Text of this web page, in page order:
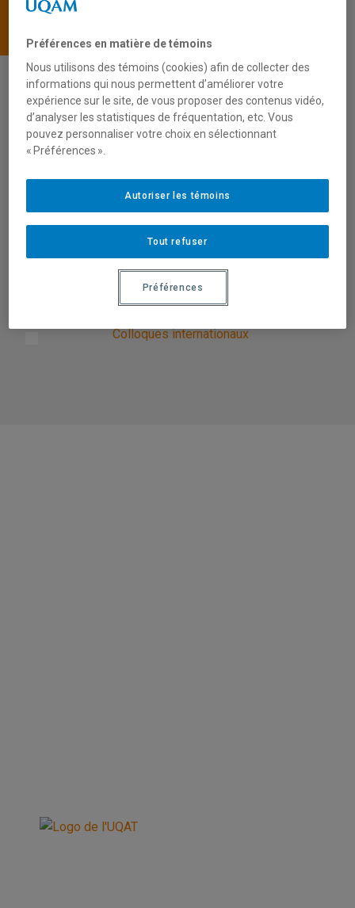
COLLOQUES INTERNATIONAUX
VIDÉOS
Le CRISES est heureux de vous partager des
contenus issus de ses colloques internationaux et
des colloques présentés dans le cadre des Congrès
de l’Acfas.
Ces vidéos sont accessibles en libre accès depuis
la plateforme Viméo, nous vous invitons à les
consulter et à les mobiliser notamment pour des
fins pédagogiques !
Colloques à l’Acfas
Colloques internationaux
Préférences en matière de témoins
Nous utilisons des témoins (cookies) afin de collecter des
informations qui nous permettent d’améliorer votre
expérience sur le site, de vous proposer des contenus vidéo,
d’analyser les statistiques de fréquentation, etc. Vous
pouvez personnaliser votre choix en sélectionnant
« Préférences ».
Tout refuser
Autoriser les témoins
Préférences